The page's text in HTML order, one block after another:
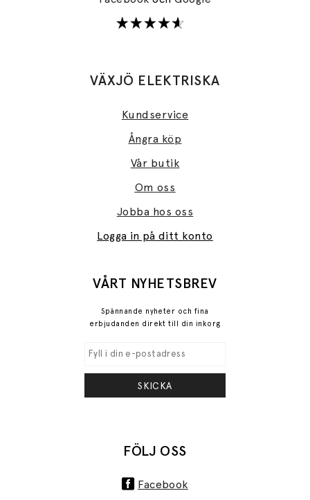
VÄXJÖ ELEKTRISKA
Kundservice
Ångra köp
Vår butik
Om oss
Jobba hos oss
Logga in på ditt konto
VÅRT NYHETSBREV
Spännande nyheter och fina
erbjudanden direkt till din inkorg
SKICKA
FÖLJ OSS
Facebook